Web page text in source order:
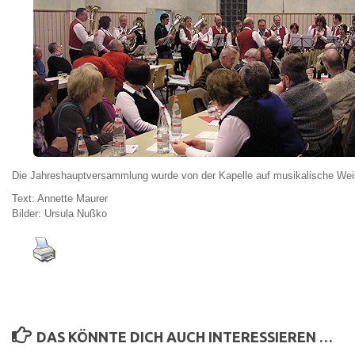
Die Jahreshauptversammlung wurde von der Kapelle auf musikalische
Text: Annette Maurer
Bilder: Ursula Nußko
DAS KÖNNTE DICH AUCH INTERESSIEREN …